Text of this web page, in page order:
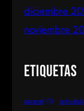
diciembre
noviembre
Etiquetas
agranel (1) anti-idols